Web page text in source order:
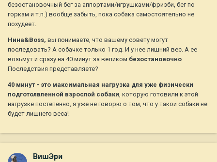
безостановочный бег за аппортами/игрушками/фризби, бег по
горкам и т.п.) вообще забыть, пока собака самостоятельно не
похудеет.
Нина&Boss, вы понимаете, что вашему совету могут
последовать? А собачке только 1 год. И у нее лишний вес. А ее
возьмут и сразу на 40 минут за великом безостановочно
Последствия представляете?
40 минут - это максимальная нагрузка для уже физически
подготолвленной взрослой собаки , которую готовили к этой
нагрузке постепенно, я уже не говорю о том, что у такой собаки не
будет лишнего веса!
ВишЭри